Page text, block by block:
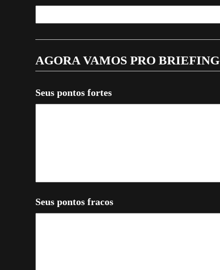
AGORA VAMOS PRO BRIEFING
Seus pontos fortes
Seus pontos fracos